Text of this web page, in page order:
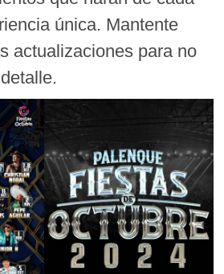
única. Mantente
actualizaciones para no